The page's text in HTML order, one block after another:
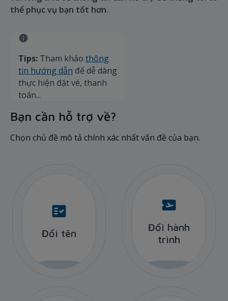
thể phục vụ bạn tốt hơn.
Tips: Tham khảo thông
tin hướng dẫn để dễ dàng
thực hiện đặt vé, thanh
toán...
Bạn cần hỗ trợ về?
Chọn chủ đề mô tả chính xác nhất vấn đề của bạn.
Đổi tên
Đổi tên
Đổi hành
trình
Đổi hành
trình